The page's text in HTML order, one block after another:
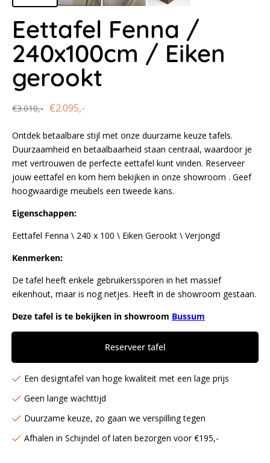
Eettafel Fenna /
240x100cm / Eiken
gerookt
prijs
€3.010,- €2.095,-
Ontdek betaalbare stijl met onze duurzame keuze tafels.
Duurzaamheid en betaalbaarheid staan centraal, waardoor je
met vertrouwen de perfecte eettafel kunt vinden. Reserveer
jouw eettafel en kom hem bekijken in onze showroom . Geef
hoogwaardige meubels een tweede kans.
Eigenschappen:
Eettafel Fenna \ 240 x 100 \ Eiken Gerookt \ Verjongd
Kenmerken:
De tafel heeft enkele gebruikerssporen in het massief
eikenhout, maar is nog netjes. Heeft in de showroom gestaan.
Deze tafel is te bekijken in showroom Bussum
Reserveer tafel
Een designtafel van hoge kwaliteit met een lage prijs
Geen lange wachttijd
Duurzame keuze, zo gaan we verspilling tegen
Afhalen in Schijndel of laten bezorgen voor €195,-